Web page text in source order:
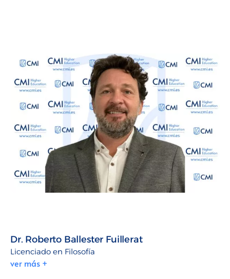
Dr. Roberto Ballester Fuillerat
Licenciado en Filosofía
ver más +